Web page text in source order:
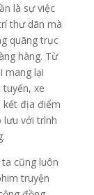
là sự việc
thư dãn mà
quãng trục
hàng. Từ
mang lại
xe
kết địa điểm
lưu với trình
cũng luôn
truyện